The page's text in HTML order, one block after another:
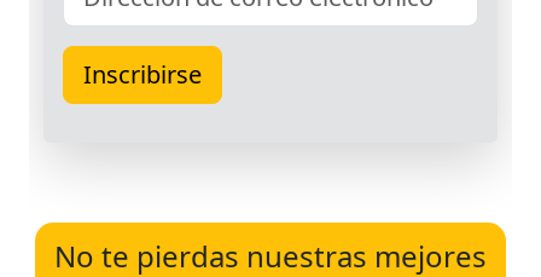
No te pierdas nuestras mejores